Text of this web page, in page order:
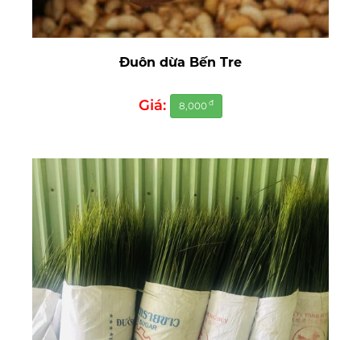
Đuôn dừa Bến Tre
Giá: 8,000đ